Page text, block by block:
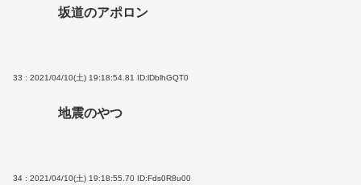
坂道のアポロン
33 : 2021/04/10(土) 19:18:54.81 ID:lDblhGQT0
地震のやつ
34 : 2021/04/10(土) 19:18:55.70 ID:Fds0R8u00